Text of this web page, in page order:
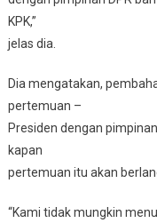
KPK,”
jelas dia.
Dia mengatakan,
pertemuan –
Presiden dengan
kapan
pertemuan itu akan
“Kami tidak mungkin